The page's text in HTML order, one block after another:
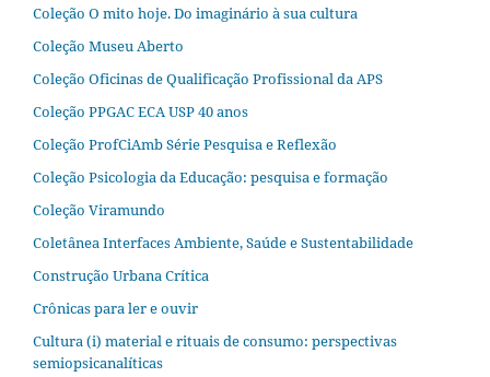
Coleção O mito hoje. Do imaginário à sua cultura
Coleção Museu Aberto
Coleção Oficinas de Qualificação Profissional da APS
Coleção PPGAC ECA USP 40 anos
Coleção ProfCiAmb Série Pesquisa e Reflexão
Coleção Psicologia da Educação: pesquisa e formação
Coleção Viramundo
Coletânea Interfaces Ambiente, Saúde e Sustentabilidade
Construção Urbana Crítica
Crônicas para ler e ouvir
Cultura (i) material e rituais de consumo: perspectivas
semiopsicanalíticas